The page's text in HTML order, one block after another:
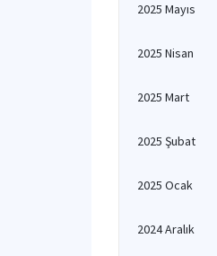
2025 Mayıs
2025 Nisan
2025 Mart
2025 Şubat
2025 Ocak
2024 Aralık